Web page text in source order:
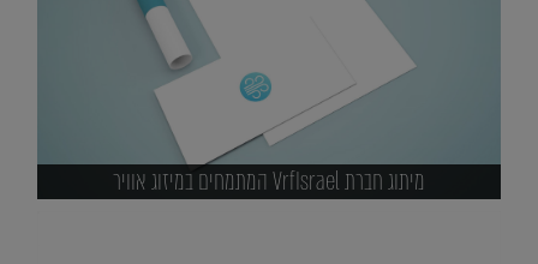
מיתוג חברת VrfIsrael המתמחים במיזוג אוויר